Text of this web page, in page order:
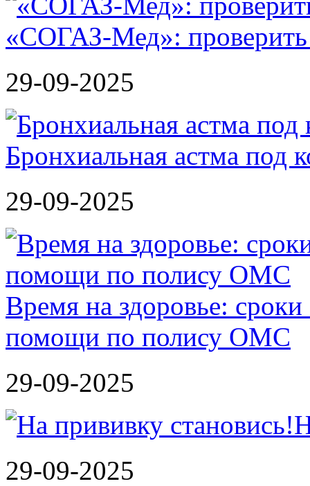
«СОГАЗ-Мед»: проверить
29-09-2025
Бронхиальная астма под
29-09-2025
Время на здоровье:
помощи по полису ОМС
29-09-2025
29-09-2025